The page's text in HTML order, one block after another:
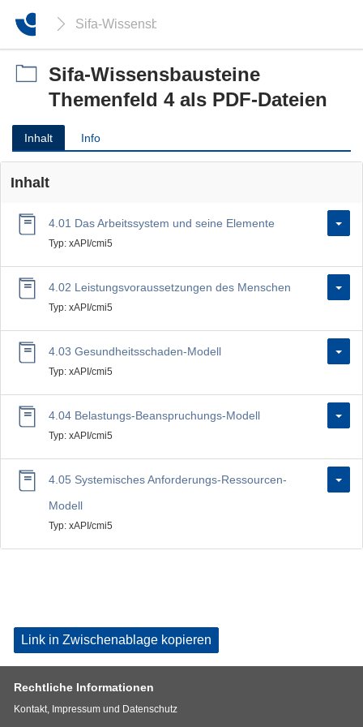
Sifa-Wissensbausteine Themenfeld 4 als PDF-
Sifa-Wissensbausteine
Themenfeld 4 als PDF-Dateien
Inhalt Info
Inhalt
4.01 Das Arbeitssystem und seine Elemente
Typ: xAPI/cmi5
4.02 Leistungsvoraussetzungen des Menschen
Typ: xAPI/cmi5
4.03 Gesundheitsschaden-Modell
Typ: xAPI/cmi5
4.04 Belastungs-Beanspruchungs-Modell
Typ: xAPI/cmi5
4.05 Systemisches Anforderungs-Ressourcen-
Modell
Typ: xAPI/cmi5
Link in Zwischenablage kopieren
Rechtliche Informationen
Kontakt, Impressum und Datenschutz